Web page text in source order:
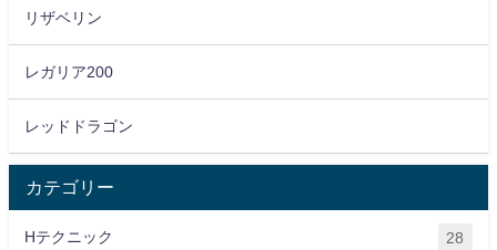
リザベリン
レガリア200
レッドドラゴン
カテゴリー
Hテクニック 28